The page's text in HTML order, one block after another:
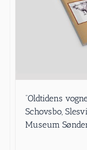
”Oldtidens
Schovsbo,
Museum